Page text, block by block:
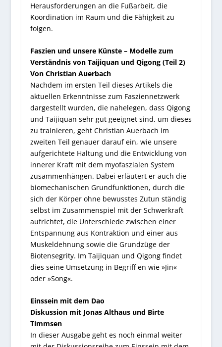
Herausforderungen an die Fußarbeit, die
Koordination im Raum und die Fähigkeit zu
folgen.
Faszien und unsere Künste – Modelle zum
Verständnis von Taijiquan und Qigong (Teil 2)
Von Christian Auerbach
Nachdem im ersten Teil dieses Artikels die
aktuellen Erkenntnisse zum Fasziennetzwerk
dargestellt wurden, die nahelegen, dass Qigong
und Taijiquan sehr gut geeignet sind, um dieses
zu trainieren, geht Christian Auerbach im
zweiten Teil genauer darauf ein, wie unsere
aufgerichtete Haltung und die Entwicklung von
innerer Kraft mit dem myofaszialen System
zusammenhängen. Dabei erläutert er auch die
biomechanischen Grundfunktionen, durch die
sich der Körper ohne bewusstes Zutun ständig
selbst im Zusammenspiel mit der Schwerkraft
aufrichtet, die Unterschiede zwischen einer
Entspannung aus Kontraktion und einer aus
Muskeldehnung sowie die Grundzüge der
Biotensegrity. Im Taijiquan und Qigong findet
dies seine Umsetzung in Begriff en wie »Jin«
oder »Song«.
Einssein mit dem Dao
Diskussion mit Jonas Althaus und Birte
Timmsen
In dieser Ausgabe geht es noch einmal weiter